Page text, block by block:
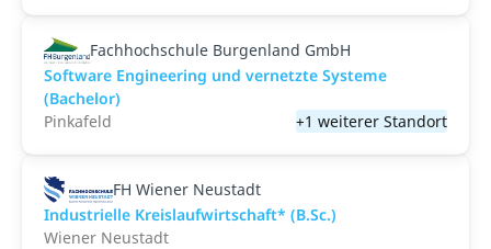
Fachhochschule Burgenland GmbH
Software Engineering und vernetzte Systeme
(Bachelor)
Pinkafeld
+1 weiterer Standort
FH Wiener Neustadt
Industrielle Kreislaufwirtschaft* (B.Sc.)
Wiener Neustadt